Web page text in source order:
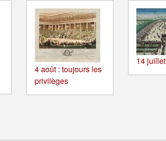
4 août : toujours les
privilèges
14 juillet